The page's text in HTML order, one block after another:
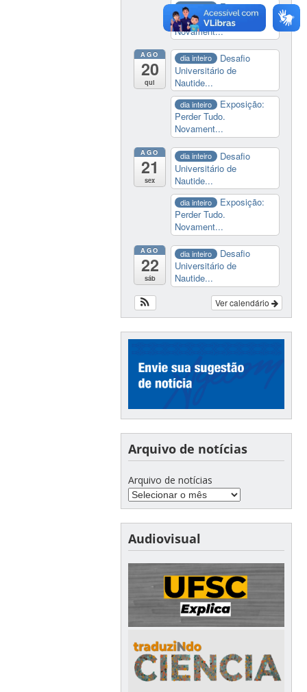
dia inteiro
Exposição:
Perder Tudo.
Novament...
AGO
20
qui
dia inteiro
Desafio
Universitário de
Nautide...
dia inteiro
Exposição:
Perder Tudo.
Novament...
AGO
21
sex
dia inteiro
Desafio
Universitário de
Nautide...
dia inteiro
Exposição:
Perder Tudo.
Novament...
AGO
22
sáb
dia inteiro
Desafio
Universitário de
Nautide...
Ver calendário
Arquivo de notícias
Arquivo de notícias
Audiovisual